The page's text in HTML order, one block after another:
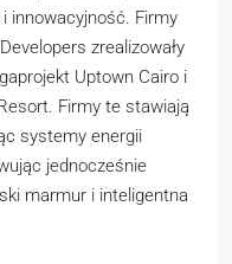
innowacyjność. Firmy
zrealizowały
Uptown Cairo i
Firmy te stawiają
systemy energii
jednocześnie
marmur i inteligentna